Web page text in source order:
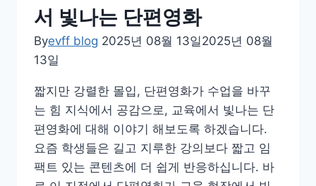
는
시
선,
문
화
시
대
에
더
서 빛나는 단편영화
Byevff blog 2025년 08월 13일2025년 08월
13일
짧지만 강렬한 몰입, 단편영화가 수업을 바꾸
는 힘 지식에서 공감으로, 교육에서 빛나는 단
편영화에 대해 이야기 해보도록 하겠습니다.
요즘 학생들은 길고 지루한 강의보다 짧고 임
팩트 있는 콘텐츠에 더 쉽게 반응하십니다. 바